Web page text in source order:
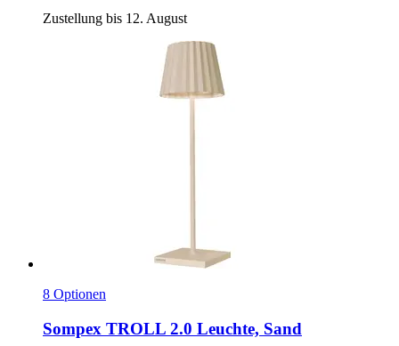
Zustellung bis 12. August
8 Optionen
Sompex TROLL 2.0 Leuchte, Sand